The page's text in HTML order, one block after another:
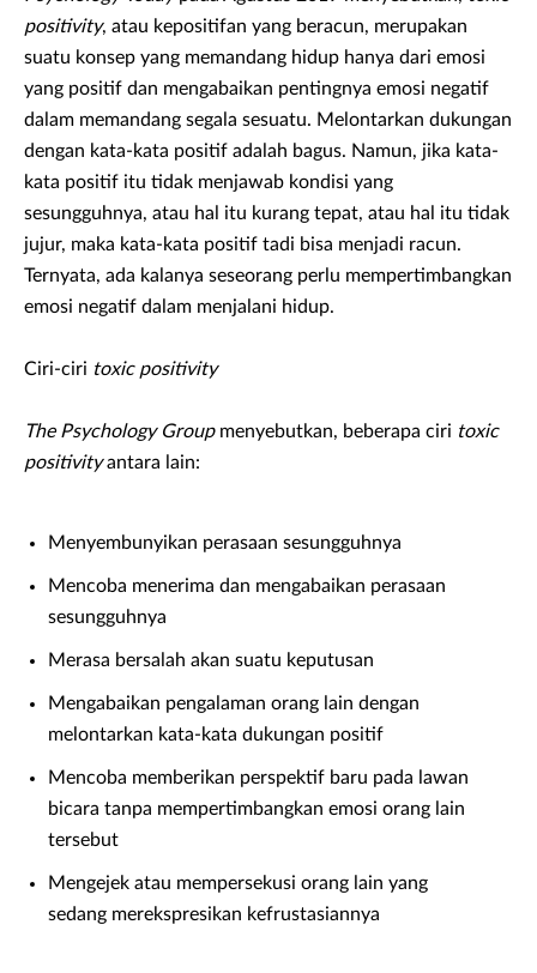
positivity, atau kepositifan yang beracun, merupakan
suatu konsep yang memandang hidup hanya dari emosi
yang positif dan mengabaikan pentingnya emosi negatif
dalam memandang segala sesuatu. Melontarkan dukungan
dengan kata-kata positif adalah bagus. Namun, jika kata-
kata positif itu tidak menjawab kondisi yang
sesungguhnya, atau hal itu kurang tepat, atau hal itu tidak
jujur, maka kata-kata positif tadi bisa menjadi racun.
Ternyata, ada kalanya seseorang perlu mempertimbangkan
emosi negatif dalam menjalani hidup.
Ciri-ciri toxic positivity
The Psychology Groupmenyebutkan, beberapa ciri toxic
positivityantara lain:
Menyembunyikan perasaan sesungguhnya
Mencoba menerima dan mengabaikan perasaan
sesungguhnya
Merasa bersalah akan suatu keputusan
Mengabaikan pengalaman orang lain dengan
melontarkan kata-kata dukungan positif
Mencoba memberikan perspektif baru pada lawan
bicara tanpa mempertimbangkan emosi orang lain
tersebut
Mengejek atau mempersekusi orang lain yang
sedang merekspresikan kefrustasiannya